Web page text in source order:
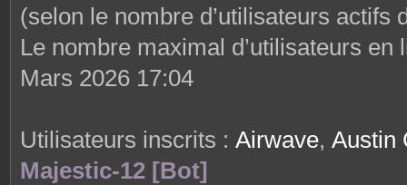
(selon le nombre d’utilisateurs actifs
Le nombre maximal d’utilisateurs
Mars 2026 17:04
Utilisateurs inscrits : Airwave, Austin
Majestic-12 [Bot]